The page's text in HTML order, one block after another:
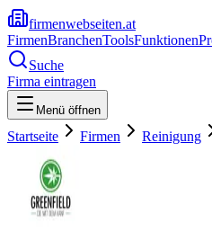
firmenwebseiten.at
FirmenBranchenToolsFunktionen
Suche
Firma eintragen
Menü öffnen
Startseite Firmen Reinigung